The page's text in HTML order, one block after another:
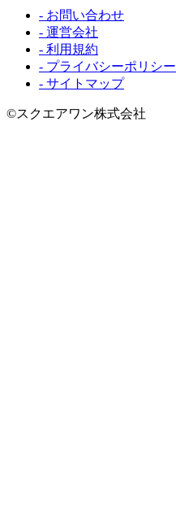
- お問い合わせ
- 運営会社
- 利用規約
- プライバシーポリシー
- サイトマップ
©スクエアワン株式会社